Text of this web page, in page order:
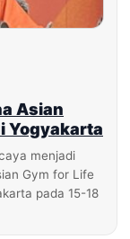
Asian
Yogyakarta
menjadi
Gym for Life
pada 15-18